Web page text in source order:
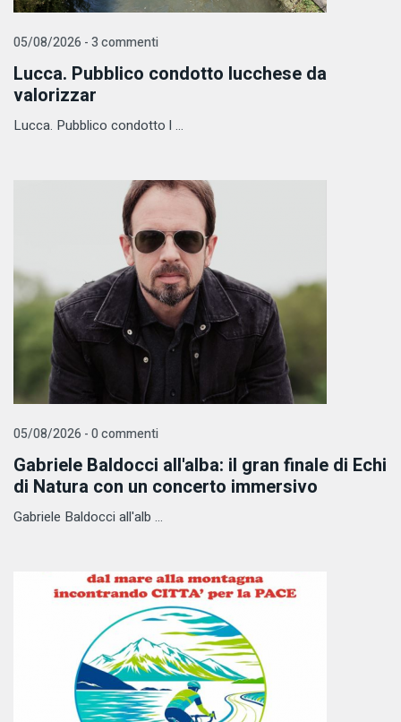
05/08/2026 - 3 commenti
Lucca. Pubblico condotto lucchese da
valorizzar
Lucca. Pubblico condotto l ...
05/08/2026 - 0 commenti
Gabriele Baldocci all'alba: il gran finale di Echi
di Natura con un concerto immersivo
Gabriele Baldocci all'alb ...